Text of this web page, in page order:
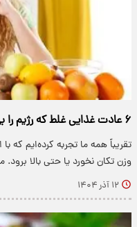
۶ عادت غذایی غلط که رژیم را بی‌اثر می‌سازد
تقریباً همه ما تجربه کرده‌ایم که
وزن تکان نخورد یا حتی بالا
۱۲ آذر ۱۴۰۴